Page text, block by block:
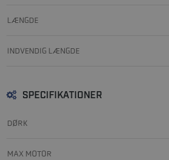
LÆNGDE
INDVENDIG LÆNGDE
SPECIFIKATIONER
DØRK
MAX MOTOR